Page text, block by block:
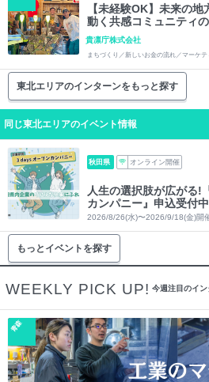
【未経験OK】未来の
動く共感コミュニティ
貴凛庁株式会社
まちづくり／新しいお金の流れ／マーケ
東北エリアのインターンをもっと探す
同じ東北エリアのイベント情報
秋田県 オンライン開催
人生の選択肢が広がる!
カンパニー』申込受付
2026/8/26(水)〜2026/9/18(金)開
もっとイベントを探す
WEEKLY PICK UP! 今週注目のイン
青森